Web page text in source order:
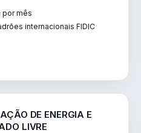
por mês
internacionais FIDIC
DE ENERGIA E
LIVRE